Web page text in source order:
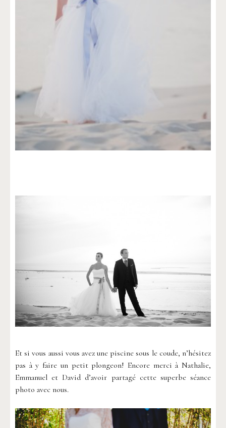
Et si vous aussi vous avez une piscine sous le coude, n’hésitez
pas à y faire un petit plongeon! Encore merci à Nathalie,
Emmanuel et David d’avoir partagé cette superbe séance
photo avec nous.